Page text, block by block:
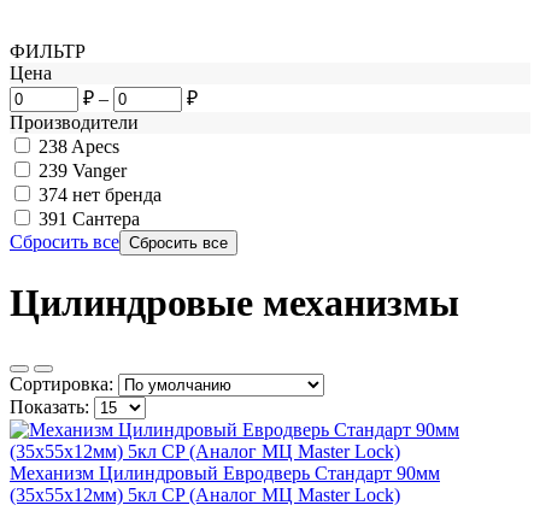
ФИЛЬТР
Цена
₽ –
₽
Производители
238 Apecs
239 Vanger
374 нет бренда
391 Сантера
Сбросить все
Цилиндровые механизмы
Сортировка:
Показать:
Механизм Цилиндровый Евродверь Стандарт 90мм
(35х55х12мм) 5кл CP (Аналог МЦ Master Lock)